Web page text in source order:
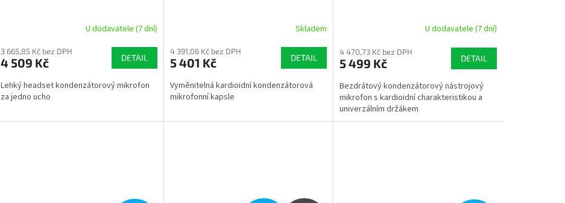
R
M
A
U dodavatele (7 dní)
3 665,85 Kč bez DPH
4 509 Kč DETAIL
Lehký headset kondenzátorový mikrofon
za jedno ucho
M
A
Skladem
4 391,06 Kč bez DPH
5 401 Kč DETAIL
Vyměnitelná kardioidní kondenzátorová
mikrofonní kapsle
R
M
A
U dodavatele (7 dní)
4 470,73 Kč bez DPH
5 499 Kč DETAIL
Bezdrátový kondenzátorový nástrojový
mikrofon s kardioidní charakteristikou a
univerzálním držákem